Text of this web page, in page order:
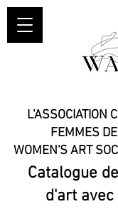
L'ASSOCIATION
FEMMES
WOMEN'S ART
Catalogue
d'art